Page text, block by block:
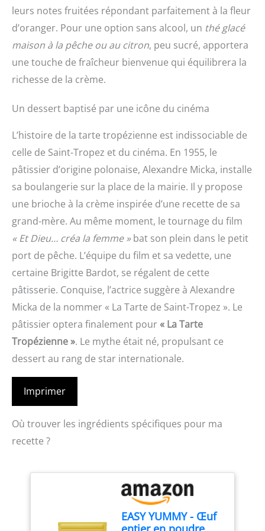
leurs notes fruitées répondant parfaitement à la fleur
d’oranger. Pour une option sans alcool, un thé glacé
maison à la pêche ou au citron, peu sucré, apportera
une touche de fraîcheur bienvenue qui équilibrera la
richesse de la crème.
Un dessert baptisé par une icône du cinéma
L’histoire de la tarte tropézienne est indissociable de
celle de Saint-Tropez et du cinéma. En 1955, le
pâtissier d’origine polonaise, Alexandre Micka, installe
sa boulangerie sur la place de la mairie. Il y propose
une brioche à la crème inspirée d’une recette de sa
grand-mère. Au même moment, le tournage du film
« Et Dieu… créa la femme »bat son plein dans le petit
port de pêche. L’équipe du film et sa vedette, une
certaine Brigitte Bardot, se régalent de cette
pâtisserie. Conquise, l’actrice suggère à Alexandre
Micka de la nommer « La Tarte de Saint-Tropez ». Le
pâtissier optera finalement pour« La Tarte
Tropézienne ». Le mythe était né, propulsant ce
dessert au rang de star internationale.
Imprimer
Où trouver les ingrédients spécifiques pour ma
recette ?
EASY YUMMY - Œuf